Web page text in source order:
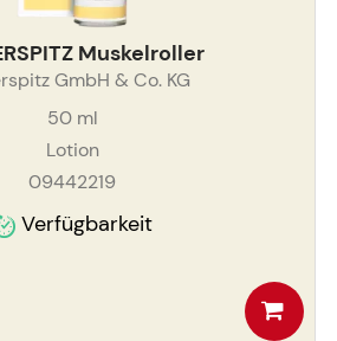
Muskelroller
GmbH & Co. KG
50ml
Lotion
09442219
Verfügbarkeit